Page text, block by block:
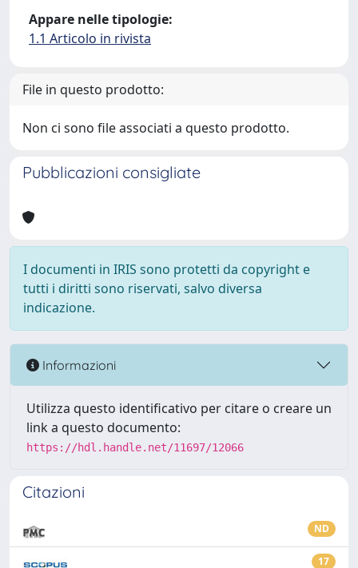
Appare nelle tipologie:
1.1 Articolo in rivista
File in questo prodotto:
Non ci sono file associati a questo prodotto.
Pubblicazioni consigliate
I documenti in IRIS sono protetti da copyright e
tutti i diritti sono riservati, salvo diversa
indicazione.
Informazioni
Utilizza questo identificativo per citare o creare un
link a questo documento:
https://hdl.handle.net/11697/12066
Citazioni
ND
17